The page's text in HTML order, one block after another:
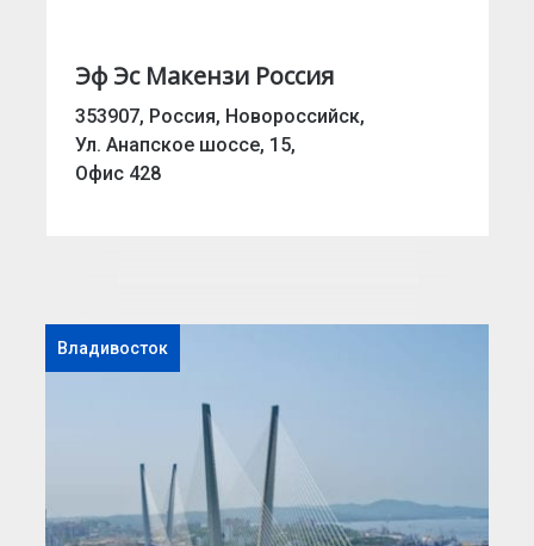
Эф Эс Макензи Россия
353907, Россия, Новороссийск,
Ул. Анапское шоссе, 15,
Офис 428
Владивосток